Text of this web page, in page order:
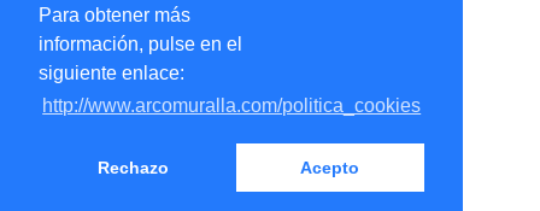
Para obtener más
información, pulse en el
siguiente enlace:
http://www.arcomuralla.com/politica_cookies
Rechazo Acepto